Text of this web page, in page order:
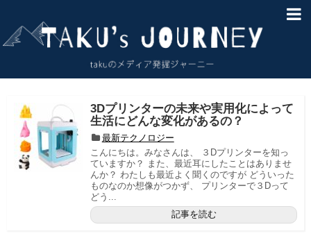
3Dプリンターの未来や実用化によって
生活にどんな変化があるの？
最新テクノロジー
こんにちは。みなさんは、 ３Dプリンターを知っ
ていますか？ また、最近耳にしたことはありませ
んか？ わたしも最近よく聞くのですが どういった
ものなのか想像がつかず、 プリンターで３Dって
どう...
記事を読む
HOME
サイトマップ
お問い合わせ
免責事項